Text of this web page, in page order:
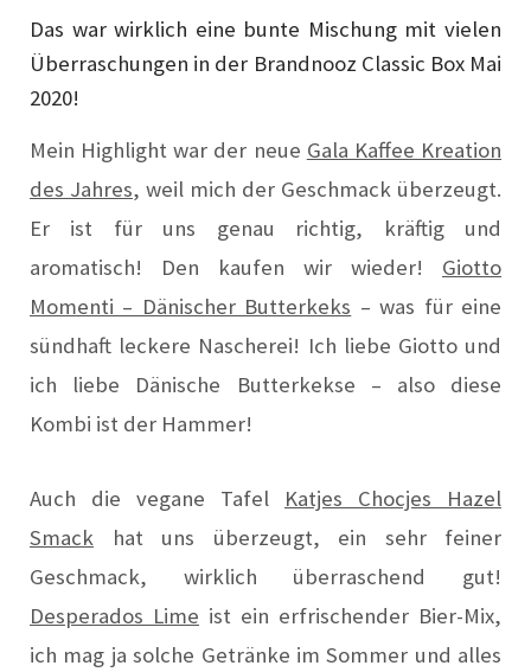
Das war wirklich eine bunte Mischung mit vielen
Überraschungen in der Brandnooz Classic Box Mai
2020!
Mein Highlight war der neue Gala Kaffee Kreation
des Jahres, weil mich der Geschmack überzeugt.
Er ist für uns genau richtig, kräftig und
aromatisch! Den kaufen wir wieder! Giotto
Momenti – Dänischer Butterkeks – was für eine
sündhaft leckere Nascherei! Ich liebe Giotto und
ich liebe Dänische Butterkekse – also diese
Kombi ist der Hammer!
Auch die vegane Tafel Katjes Chocjes Hazel
Smack hat uns überzeugt, ein sehr feiner
Geschmack, wirklich überraschend gut!
Desperados Lime ist ein erfrischender Bier-Mix,
ich mag ja solche Getränke im Sommer und alles